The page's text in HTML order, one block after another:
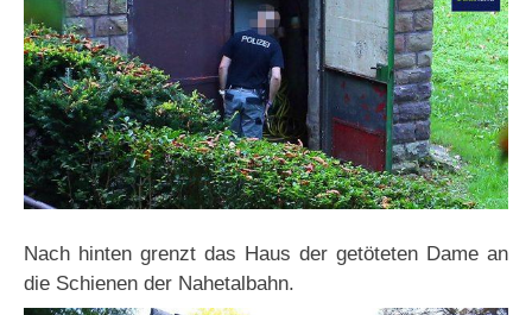
Nach hinten grenzt das Haus der getöteten Dame an
die Schienen der Nahetalbahn.